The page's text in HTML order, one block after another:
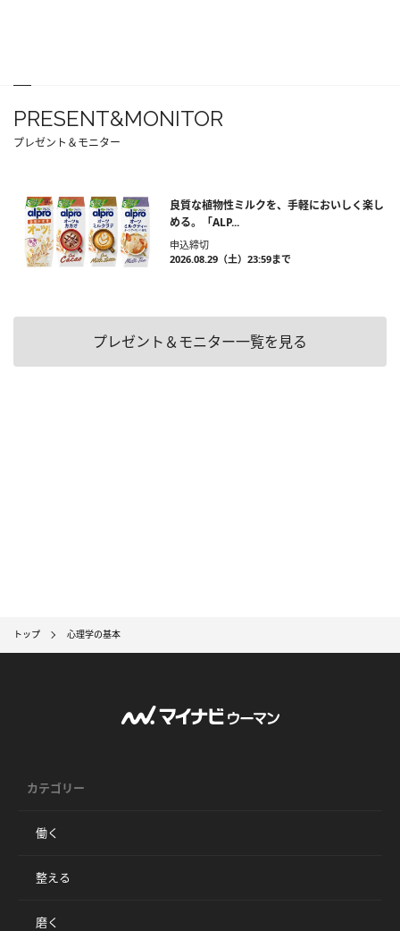
PRESENT&MONITOR
プレゼント＆モニター
良質な植物性ミルクを、手軽においしく楽し
める。「ALP...
申込締切
2026.08.29（土）23:59まで
プレゼント＆モニター一覧を見る
トップ 心理学の基本
カテゴリー
働く
整える
磨く